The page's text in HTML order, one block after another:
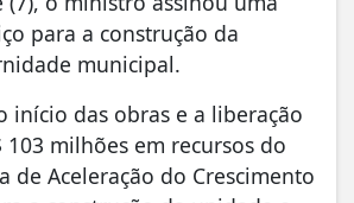
para a construção da
municipal.
início das obras e a liberação
103 milhões em recursos do
de Aceleração do Crescimento